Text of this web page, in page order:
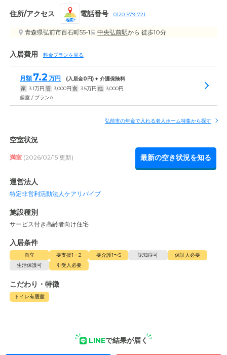
住所/アクセス
地図
電話番号 0120-579-721
青森県弘前市百石町55-1 中央弘前駅から 徒歩10分
入居費用 料金プランを見る
月額 7.2 万円 (入居金0円) + 介護保険料
家 3.1万円 管 3,000円 食 3.5万円 他 3,000円
個室 / プランA
弘前市の年金で入れる老人ホーム特集から探す
空室状況
満室 (2026/02/15 更新) 最新の空き状況を知る
運営法人
特定非営利活動法人ケアリバイブ
施設種別
サービス付き高齢者向け住宅
入居条件
自立 要支援1・2 要介護1〜5 認知症可
保証人必要
生活保護可
引受人必要
こだわり・特徴
トイレ有居室
LINEで結果が届く